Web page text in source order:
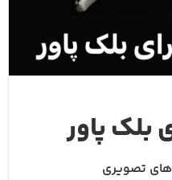
بلک پاور
تصویری